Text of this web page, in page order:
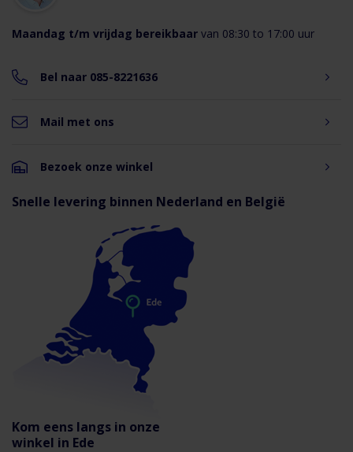
Maandag t/m vrijdag bereikbaar van 08:30 to 17:00 uur
Bel naar 085-8221636
Mail met ons
Bezoek onze winkel
Snelle levering binnen Nederland en België
Kom eens langs in onze
winkel in Ede